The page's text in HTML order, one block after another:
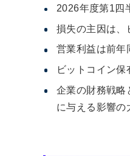
2026年度第1四
損失の主因は、
営業利益は前年
ビットコイン
企業の財務戦略
に与える影響の